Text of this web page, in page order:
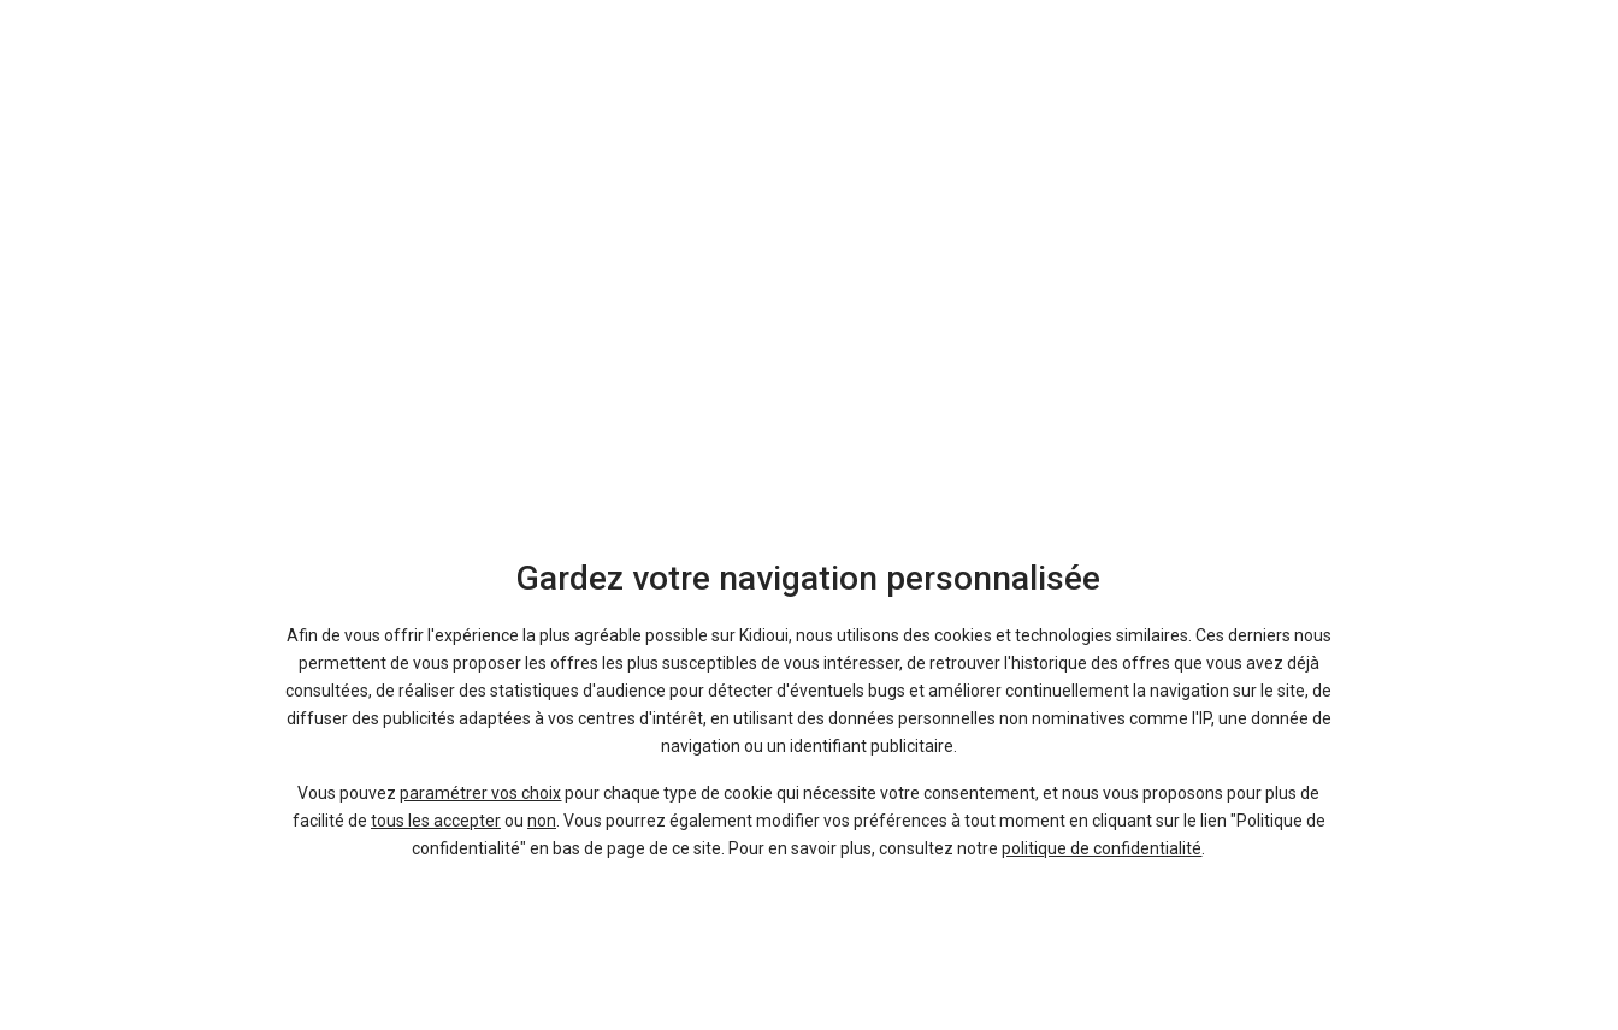
Gardez votre navigation personnalisée
Afin de vous offrir l'expérience la plus agréable possible sur Kidioui, nous utilisons des cookies et technologies similaires. Ces derniers nous
permettent de vous proposer les offres les plus susceptibles de vous intéresser, de retrouver l'historique des offres que vous avez déjà
consultées, de réaliser des statistiques d'audience pour détecter d'éventuels bugs et améliorer continuellement la navigation sur le site, de
diffuser des publicités adaptées à vos centres d'intérêt, en utilisant des données personnelles non nominatives comme l'IP, une donnée de
navigation ou un identifiant publicitaire.
Vous pouvezparamétrer vos choixpour chaque type de cookie qui nécessite votre consentement, et nous vous proposons pour plus de
facilité de tous les accepterou non . Vous pourrez également modifier vos préférences à tout moment en cliquant sur le lien "Politique de
confidentialité" en bas de page de ce site. Pour en savoir plus, consultez notrepolitique de confidentialité